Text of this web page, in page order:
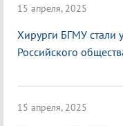
15 апреля, 2025
Хирурги БГМУ стали
Российского
15 апреля, 2025